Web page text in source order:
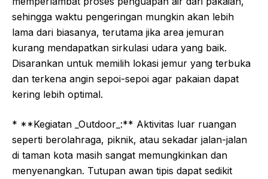
sehingga waktu pengeringan mungkin akan lebih
lama dari biasanya, terutama jika area jemuran
kurang mendapatkan sirkulasi udara yang baik.
Disarankan untuk memilih lokasi jemur yang terbuka
dan terkena angin sepoi-sepoi agar pakaian dapat
kering lebih optimal.
* **Kegiatan _Outdoor_:** Aktivitas luar ruangan
seperti berolahraga, piknik, atau sekadar jalan-jalan
di taman kota masih sangat memungkinkan dan
menyenangkan. Tutupan awan tipis dapat sedikit